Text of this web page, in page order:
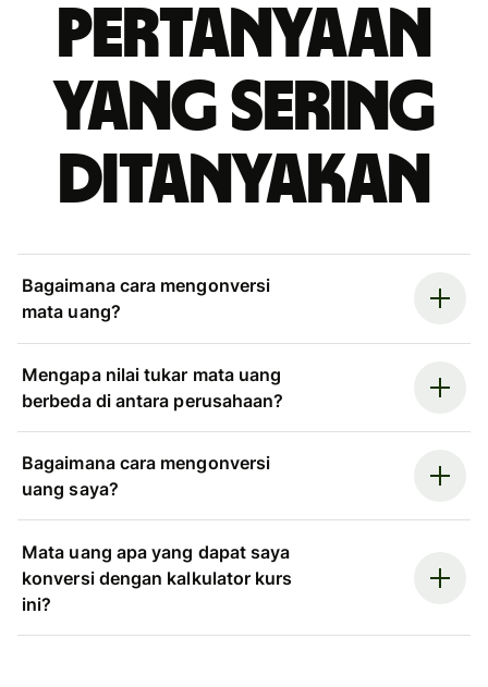
Pertanyaan
yang sering
ditanyakan
Bagaimana cara mengonversi
mata uang?
Mengapa nilai tukar mata uang
berbeda di antara perusahaan?
Bagaimana cara mengonversi
uang saya?
Mata uang apa yang dapat saya
konversi dengan kalkulator kurs
ini?